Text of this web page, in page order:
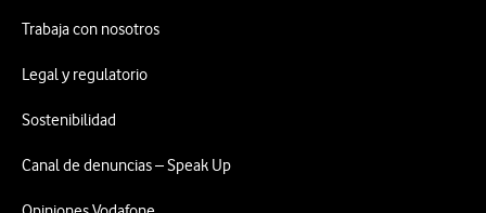
Trabaja con nosotros
Legal y regulatorio
Sostenibilidad
Canal de denuncias – Speak Up